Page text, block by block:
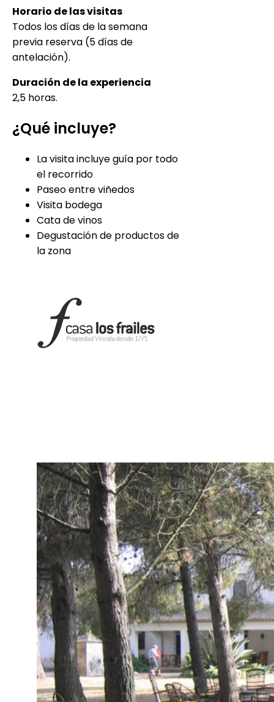
Horario de las visitas
Todos los días de la semana
previa reserva (5 días de
antelación).
Duración de la experiencia
2,5 horas.
¿Qué incluye?
La visita incluye guía por todo
el recorrido
Paseo entre viñedos
Visita bodega
Cata de vinos
Degustación de productos de
la zona